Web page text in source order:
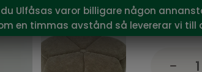
Vårt pris:
Ulfåsas varor billigare någon
en timmas avstånd så levererar vi till